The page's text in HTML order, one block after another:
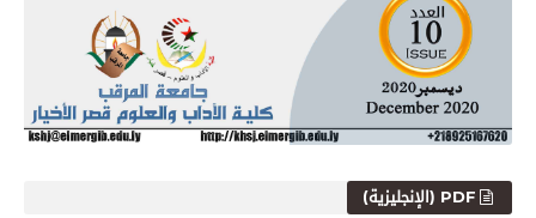
PDF (الإنجليزية)